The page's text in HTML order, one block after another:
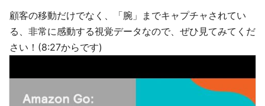
顧客の移動だけでなく、「腕」までキャプチャされてい
る、非常に感動する視覚データなので、ぜひ見てみてくだ
さい！(8:27からです)